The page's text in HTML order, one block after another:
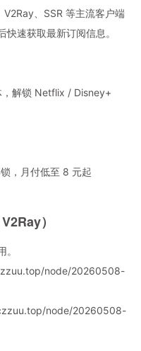
、SSR 等主流客户端
速获取最新订阅信息。
，解锁 Netflix / Disney+
，月付低至 8 元起
）
node/20260508-
node/20260508-